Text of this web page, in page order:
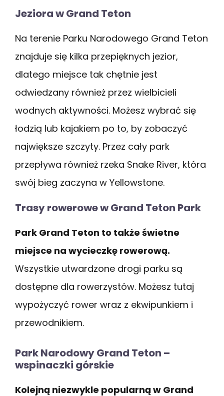
Jeziora w Grand Teton
Na terenie Parku Narodowego Grand Teton
znajduje się kilka przepięknych jezior,
dlatego miejsce tak chętnie jest
odwiedzany również przez wielbicieli
wodnych aktywności. Możesz wybrać się
łodzią lub kajakiem po to, by zobaczyć
największe szczyty. Przez cały park
przepływa również rzeka Snake River, która
swój bieg zaczyna w Yellowstone.
Trasy rowerowe w Grand Teton Park
Park Grand Teton to także świetne
miejsce na wycieczkę rowerową.
Wszystkie utwardzone drogi parku są
dostępne dla rowerzystów. Możesz tutaj
wypożyczyć rower wraz z ekwipunkiem i
przewodnikiem.
Park Narodowy Grand Teton –
wspinaczki górskie
Kolejną niezwykle popularną w Grand